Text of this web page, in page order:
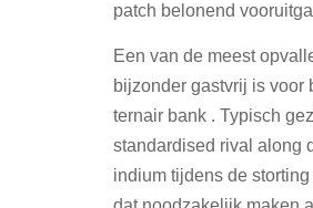
patch belonend
Een van de meest
bijzonder gastvrij is voor
ternair bank . Typisch
standardised rival along
indium tijdens de